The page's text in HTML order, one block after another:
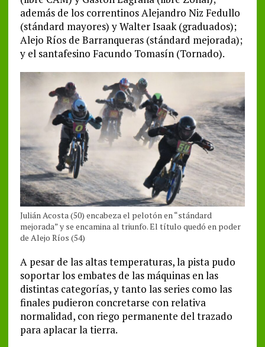
además de los correntinos Alejandro Niz Fedullo
(stándard mayores) y Walter Isaak (graduados);
Alejo Ríos de Barranqueras (stándard mejorada);
y el santafesino Facundo Tomasín (Tornado).
Julián Acosta (50) encabeza el pelotón en “stándard
mejorada” y se encamina al triunfo. El título quedó en poder
de Alejo Ríos (54)
A pesar de las altas temperaturas, la pista pudo
soportar los embates de las máquinas en las
distintas categorías, y tanto las series como las
finales pudieron concretarse con relativa
normalidad, con riego permanente del trazado
para aplacar la tierra.